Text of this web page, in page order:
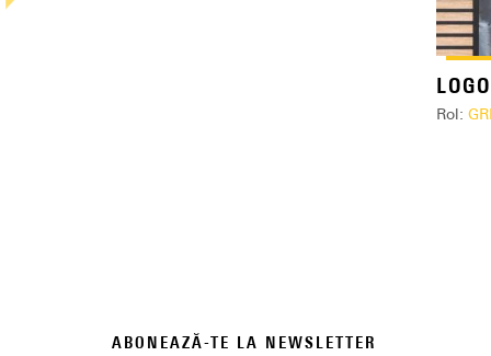
Rol:
ABONEAZĂ-TE LA NEWSLETTER